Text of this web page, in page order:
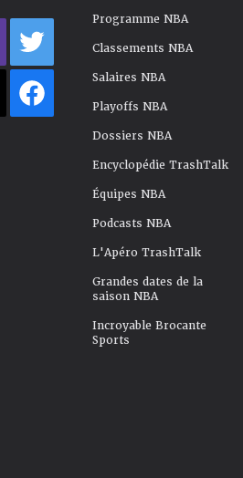
Programme NBA
Classements NBA
Salaires NBA
Playoffs NBA
Dossiers NBA
Encyclopédie TrashTalk
Équipes NBA
Podcasts NBA
L'Apéro TrashTalk
Grandes dates de la
saison NBA
Incroyable Brocante
Sports